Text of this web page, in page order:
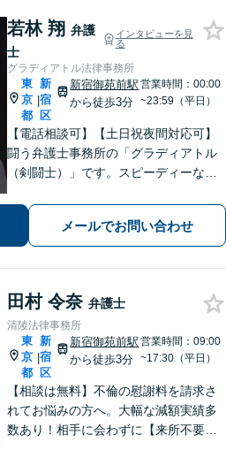
若林 翔 弁護
士
インタビューを見
る
グラディアトル法律事務所
東
京
都
|
新
宿
区
新宿御苑前駅
から徒歩3分
営業時間：00:00
~23:59（平日）
【電話相談可】【土日祝夜間対応可】
闘う弁護士事務所の「グラディアトル
（剣闘士）」です。スピーディーな対
貫きます。離婚・刑事事件・相続など
何でもご相談ください。
メールでお問い合わせ
田村 令奈 弁護士
清陵法律事務所
東
京
都
|
新
宿
区
新宿御苑前駅
から徒歩3分
営業時間：09:00
~17:30（平日）
【相談は無料】不倫の慰謝料を請求さ
れてお悩みの方へ。大幅な減額実績多
数あり！相手に会わずに【来所不要で